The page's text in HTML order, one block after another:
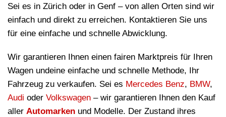
Sei es in Zürich oder in Genf – von allen Orten sind wir
einfach und direkt zu erreichen. Kontaktieren Sie uns
für eine einfache und schnelle Abwicklung.
Wir garantieren Ihnen einen fairen Marktpreis für Ihren
Wagen undeine einfache und schnelle Methode, Ihr
Fahrzeug zu verkaufen. Sei es Mercedes Benz, BMW,
Audi oder Volkswagen – wir garantieren Ihnen den Kauf
aller Automarken und Modelle. Der Zustand ihres